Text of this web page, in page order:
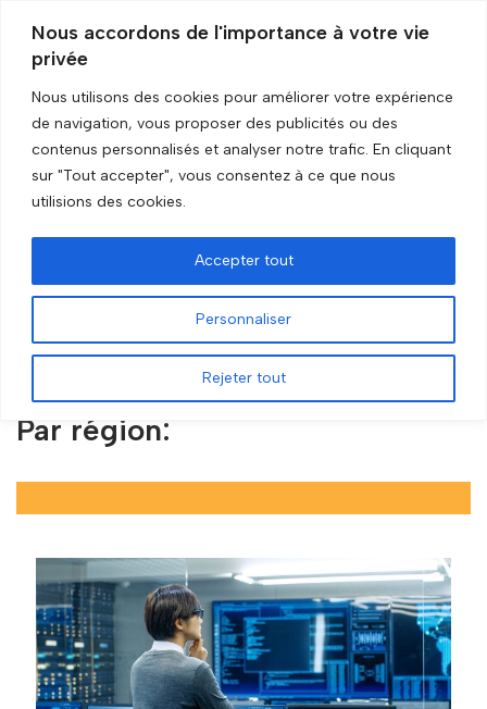
Nous accordons de l'importance à votre vie
privée
Nous utilisons des cookies pour améliorer votre expérience
de navigation, vous proposer des publicités ou des
contenus personnalisés et analyser notre trafic. En cliquant
sur "Tout accepter", vous consentez à ce que nous
utilisions des cookies.
Personnaliser
Rejeter tout
Accepter tout
Aller
au
contenu
Accueil»Sélectionner une entreprise
Sélectionner une
entreprise
Par région: